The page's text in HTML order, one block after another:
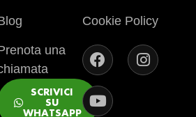
una
SCRIVICI
SU
WHATSAPP
Cookie Policy